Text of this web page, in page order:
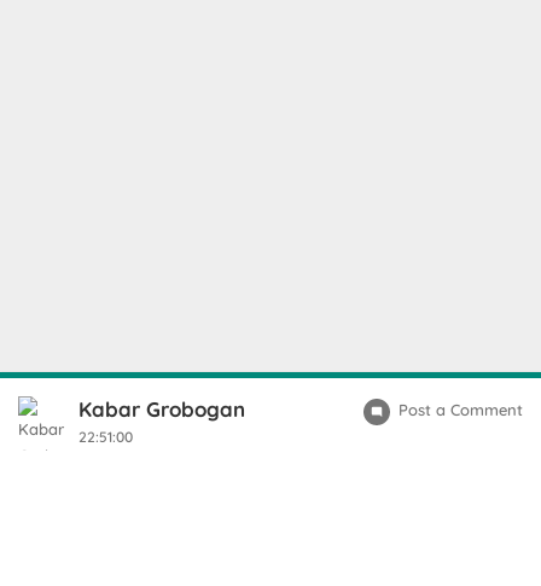
Kabar Grobogan
22:51:00
Post a Comment